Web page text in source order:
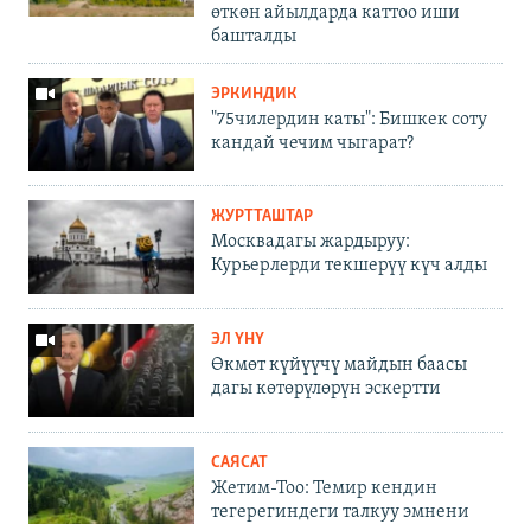
өткөн айылдарда каттоо иши
башталды
ЭРКИНДИК
"75чилердин каты": Бишкек соту
кандай чечим чыгарат?
ЖУРТТАШТАР
Москвадагы жардыруу:
Курьерлерди текшерүү күч алды
ЭЛ ҮНҮ
Өкмөт күйүүчү майдын баасы
дагы көтөрүлөрүн эскертти
САЯСАТ
Жетим-Тоо: Темир кендин
тегерегиндеги талкуу эмнени